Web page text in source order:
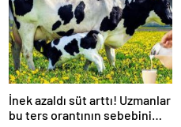
İnek azaldı süt arttı! Uzmanlar
bu ters orantının sebebini